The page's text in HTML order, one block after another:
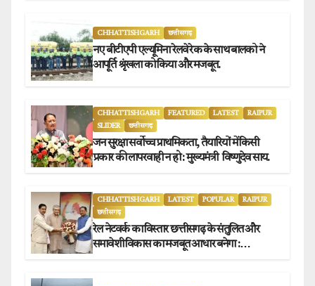
CHHATTISHGARH छत्तीसगढ़
नए बीटीएपी एल्यूमिना रेलवे रेक के साथ बालको ने
आपूर्ति श्रृंखला को किया और मजबूत.
CHHATTISHGARH FEATURED LATEST
RAIPUR
SLIDER
छत्तीसगढ़
जन सुरक्षा सर्वोच्च प्राथमिकता, तैयारियों में किसी
प्रकार की लापरवाही न हो : मुख्यमंत्री विष्णुदेव साय.
CHHATTISHGARH LATEST POPULAR
RAIPUR
छत्तीसगढ़
रेल नेटवर्क का विस्तार छत्तीसगढ़ के संतुलित और
समावेशी विकास का मजबूत आधार बनेगा :